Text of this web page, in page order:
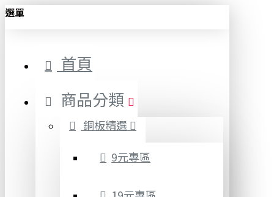
選單
首頁
商品分類
銅板精選
9元專區